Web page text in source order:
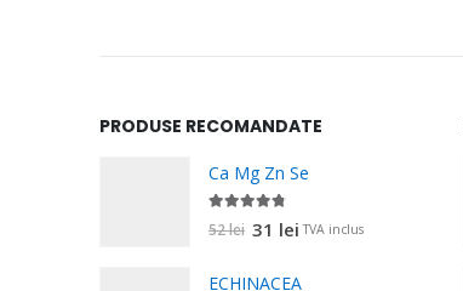
PRODUSE RECOMANDATE
Ca Mg Zn Se
52lei Prețul
a
31 leiPrețul
este:
TVA inclus
ECHINACEA